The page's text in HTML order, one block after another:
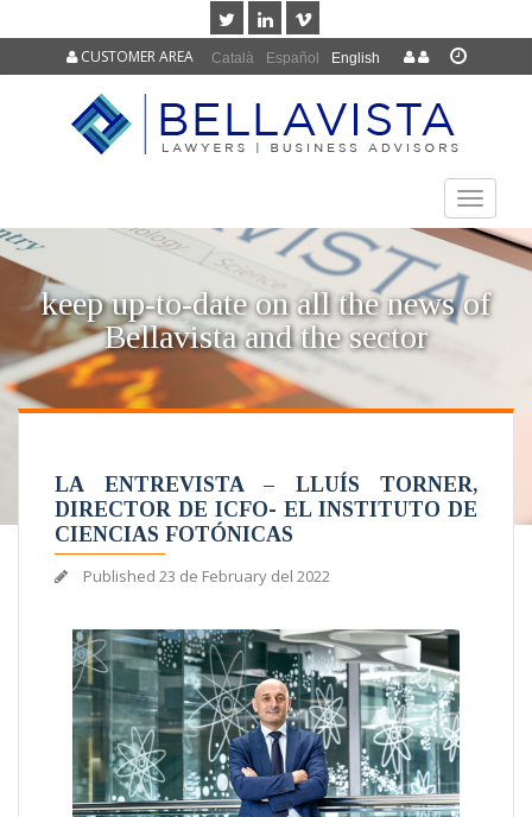
Català Español English
CUSTOMER AREA
TOGGLE
keep up-to-date on all the news of
Bellavista and the sector
LA ENTREVISTA – LLUÍS TORNER,
DIRECTOR DE ICFO- EL INSTITUTO DE
CIENCIAS FOTÓNICAS
Published 23 de February del 2022